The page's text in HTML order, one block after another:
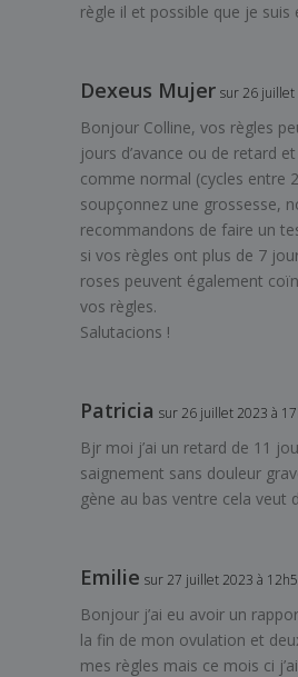
règle il et possible que je suis
Dexeus Mujer sur 26
Bonjour Colline, vos règles
jours d’avance ou de retard
comme normal (cycles entre
soupçonnez une grossesse,
recommandons de faire un
si vos règles ont plus de 7
roses peuvent également
vos règles.
Salutacions !
Patricia sur 26 juillet 2023 à
Bjr moi j’ai un retard de 11
saignement sans douleur
gène au bas ventre cela veut
Emilie sur 27 juillet 2023 à
Bonjour j’ai eu avoir un
la fin de mon ovulation et
mes règles mais ce mois ci